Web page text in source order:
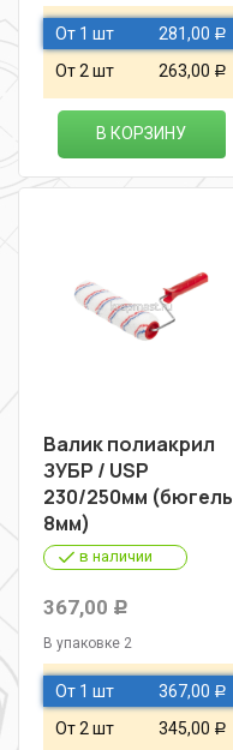
От 1 шт 281,00 Р
От 2 шт 263,00 Р
В КОРЗИНУ
Валик полиакрил
ЗУБР / USP
230/250мм (бюгель
8мм)
в наличии
367,00 Р
В упаковке 2
От 1 шт 367,00 Р
От 2 шт 345,00 Р